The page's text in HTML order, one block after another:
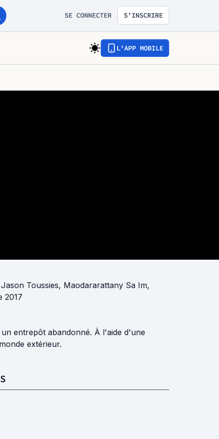
SE CONNECTER S'INSCRIRE
L'APP MOBILE
Jason Toussies, Maodararattany Sa Im,
2017
entrepôt abandonné. À l'aide d'une
extérieur.